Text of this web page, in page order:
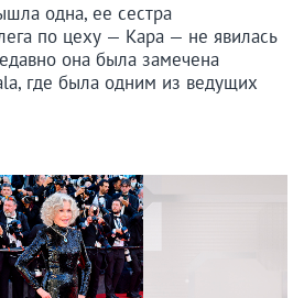
одна, ее сестра
по цеху — Кара — не явилась
она была замечена
где была одним из ведущих